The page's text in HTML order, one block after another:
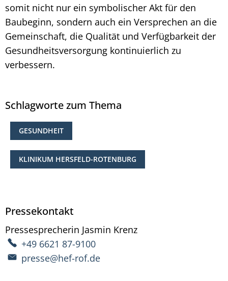
somit nicht nur ein symbolischer Akt für den
Baubeginn, sondern auch ein Versprechen an die
Gemeinschaft, die Qualität und Verfügbarkeit der
Gesundheitsversorgung kontinuierlich zu
verbessern.
Schlagworte zum Thema
GESUNDHEIT
KLINIKUM HERSFELD-ROTENBURG
Pressekontakt
Pressesprecherin Jasmin Krenz
+49 6621 87-9100
presse@hef-rof.de